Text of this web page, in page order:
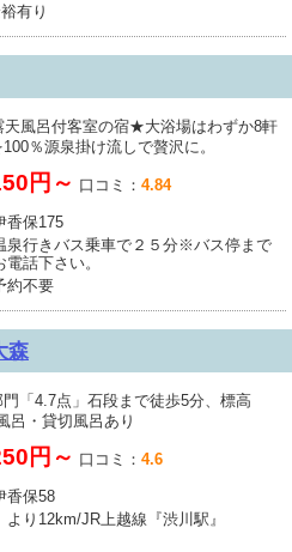
有り
風呂付客室の宿★大浴場はわずか8軒
％源泉掛け流しで贅沢に。
円～ 口コミ： 4.84
香保175
泉行きバス乗車で２５分※バス停まで
話下さい。
不要
森
「4.7点」石段まで徒歩5分、標高
呂・貸切風呂あり
円～ 口コミ： 4.6
香保58
り12km/JR上越線『渋川駅』